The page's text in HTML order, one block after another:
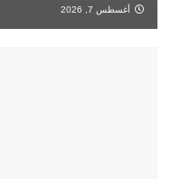
أغسطس 7, 2026